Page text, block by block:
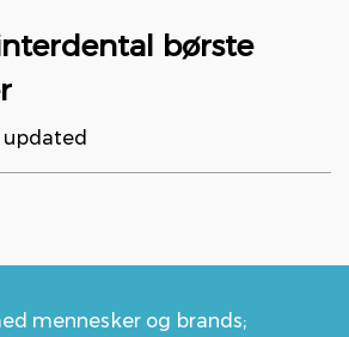
børste
mennesker og brands;